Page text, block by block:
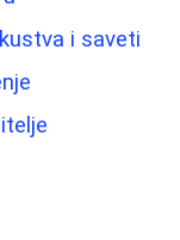
i saveti